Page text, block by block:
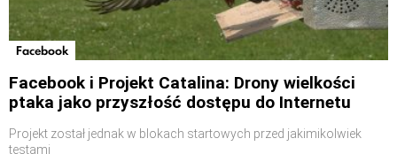
Facebook
Facebook i Projekt Catalina: Drony wielkości
ptaka jako przyszłość dostępu do Internetu
Projekt został jednak w blokach startowych przed jakimikolwiek
testami